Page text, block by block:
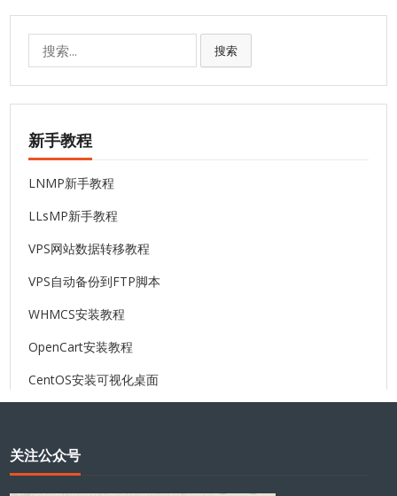
搜索
新手教程
LNMP新手教程
LLsMP新手教程
VPS网站数据转移教程
VPS自动备份到FTP脚本
WHMCS安装教程
OpenCart安装教程
CentOS安装可视化桌面
关注公众号